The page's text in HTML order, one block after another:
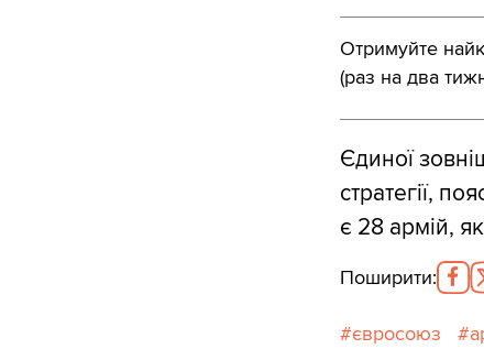
Отримуйте
(раз на два
Єдиної
стратегії,
є 28 армій,
Поширити:
євросоюз